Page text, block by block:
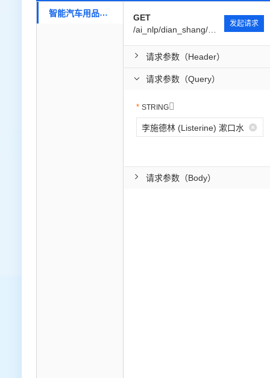
智能汽车用品安全自驾地锁电商数据产品属性要素提取抽取识别
GET
发起请求
请求参数（Header）
请求参数（Query）
STRING
请求参数（Body）